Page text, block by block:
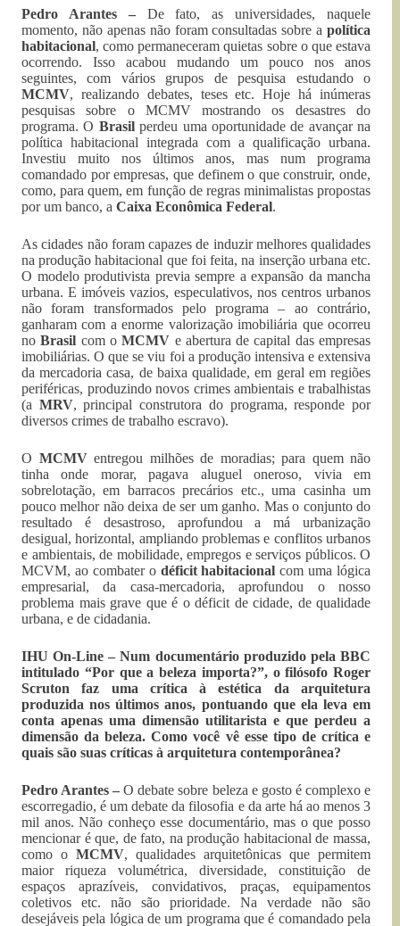
Pedro Arantes –De fato, as universidades, naquele
momento, não apenas não foram consultadas sobre apolítica
habitacional, como permaneceram quietas sobre o que estava
ocorrendo. Isso acabou mudando um pouco nos anos
seguintes, com vários grupos de pesquisa estudando o
MCMV, realizando debates, teses etc. Hoje há inúmeras
pesquisas sobre o MCMV mostrando os desastres do
programa. O Brasilperdeu uma oportunidade de avançar na
política habitacional integrada com a qualificação urbana.
Investiu muito nos últimos anos, mas num programa
comandado por empresas, que definem o que construir, onde,
como, para quem, em função de regras minimalistas propostas
por um banco, a Caixa Econômica Federal.
As cidades não foram capazes de induzir melhores qualidades
na produção habitacional que foi feita, na inserção urbana etc.
O modelo produtivista previa sempre a expansão da mancha
urbana. E imóveis vazios, especulativos, nos centros urbanos
não foram transformados pelo programa – ao contrário,
ganharam com a enorme valorização imobiliária que ocorreu
noBrasil com oMCMV e abertura de capital das empresas
imobiliárias. O que se viu foi a produção intensiva e extensiva
da mercadoria casa, de baixa qualidade, em geral em regiões
periféricas, produzindo novos crimes ambientais e trabalhistas
(a MRV, principal construtora do programa, responde por
diversos crimes de trabalho escravo).
O MCMVentregou milhões de moradias; para quem não
tinha onde morar, pagava aluguel oneroso, vivia em
sobrelotação, em barracos precários etc., uma casinha um
pouco melhor não deixa de ser um ganho. Mas o conjunto do
resultado é desastroso, aprofundou a má urbanização
desigual, horizontal, ampliando problemas e conflitos urbanos
e ambientais, de mobilidade, empregos e serviços públicos. O
MCVM, ao combater o déficit habitacional com uma lógica
empresarial, da casa-mercadoria, aprofundou o nosso
problema mais grave que é o déficit de cidade, de qualidade
urbana, e de cidadania.
IHU On-Line – Num documentário produzido pela BBC
intitulado “Por que a beleza importa?”, o filósofo Roger
Scruton faz uma crítica à estética da arquitetura
produzida nos últimos anos, pontuando que ela leva em
conta apenas uma dimensão utilitarista e que perdeu a
dimensão da beleza. Como você vê esse tipo de crítica e
quais são suas críticas à arquitetura contemporânea?
Pedro Arantes – O debate sobre beleza e gosto é complexo e
escorregadio, é um debate da filosofia e da arte há ao menos 3
mil anos. Não conheço esse documentário, mas o que posso
mencionar é que, de fato, na produção habitacional de massa,
como oMCMV, qualidades arquitetônicas que permitem
maior riqueza volumétrica, diversidade, constituição de
espaços aprazíveis, convidativos, praças, equipamentos
coletivos etc. não são prioridade. Na verdade não são
desejáveis pela lógica de um programa que é comandado pela